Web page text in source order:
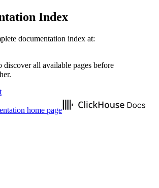
Index
documentation index at:
discover all available pages before
home page